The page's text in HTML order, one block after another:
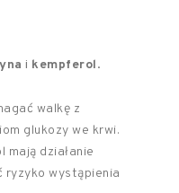
i kempferol.
walkę z
glukozy we krwi.
działanie
ryzyko wystąpienia